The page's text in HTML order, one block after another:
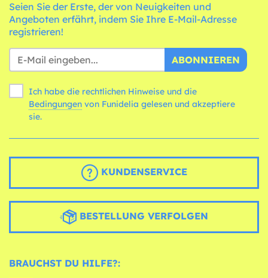
Seien Sie der Erste, der von Neuigkeiten und
Angeboten erfährt, indem Sie Ihre E-Mail-Adresse
registrieren!
ABONNIEREN
Ich habe die rechtlichen Hinweise und die
Bedingungen
sie.
KUNDENSERVICE
BESTELLUNG VERFOLGEN
BRAUCHST DU HILFE?: